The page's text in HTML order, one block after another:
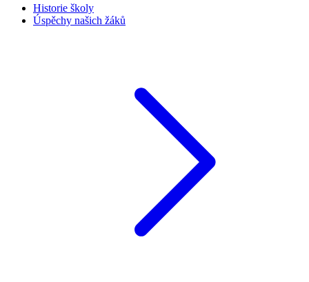
Historie školy
Úspěchy našich žáků